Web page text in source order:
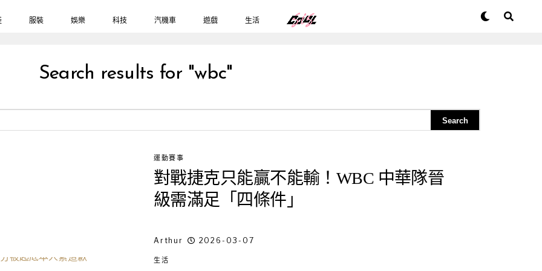
服裝 娛樂 科技 汽機車 遊戲 生活
Search results for "wbc"
運動賽事
對戰捷克只能贏不能輸！WBC 中華隊晉
級需滿足「四條件」
Arthur 2026-03-07
生活